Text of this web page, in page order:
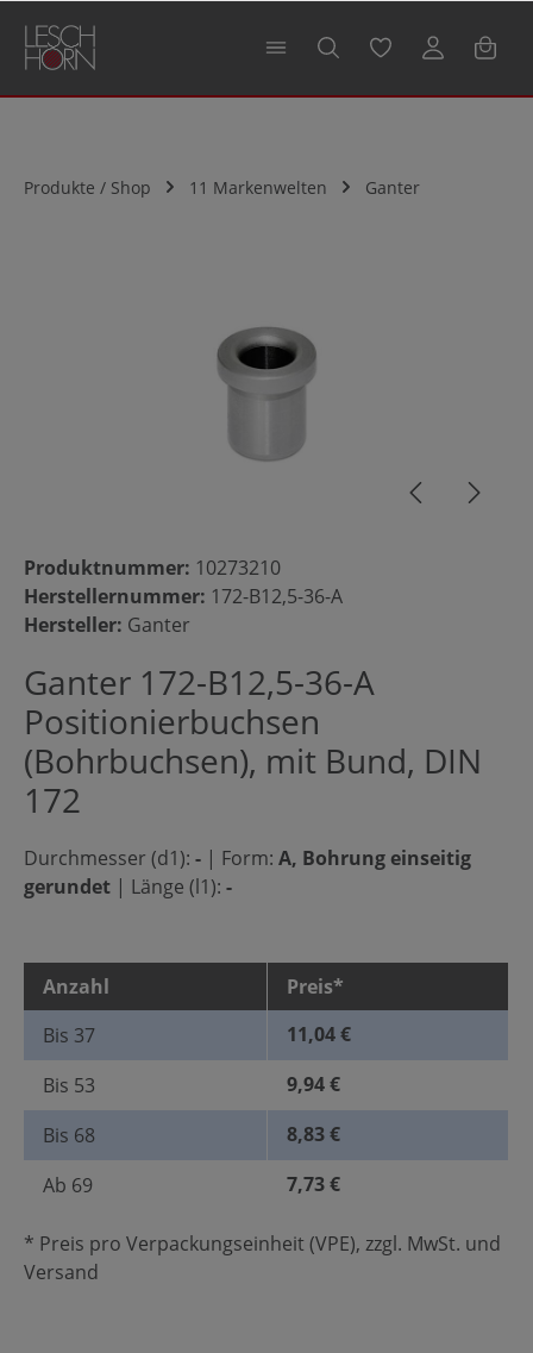
springen
Produkte / Shop 11 Markenwelten Ganter
Produktnummer: 10273210
Herstellernummer: 172-B12,5-36-A
Hersteller: Ganter
Ganter 172-B12,5-36-A
Positionierbuchsen
(Bohrbuchsen), mit Bund, DIN
172
Durchmesser (d1): - | Form: A, Bohrung einseitig
gerundet | Länge (l1): -
Anzahl
Preis*
Bis 37
11,04 €
Bis 53
9,94 €
Bis 68
8,83 €
Ab 69 7,73 €
* Preis pro Verpackungseinheit (VPE), zzgl. MwSt. und
Versand